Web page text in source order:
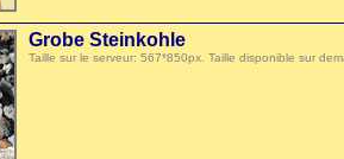
Grobe Steinkohle
Taille sur le serveur: 567*850px. Taille disponible sur